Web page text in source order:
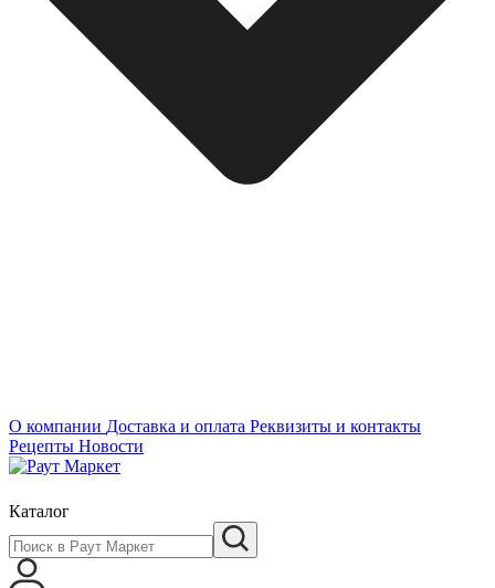
О компании Доставка и оплата Реквизиты и контакты
Рецепты Новости
Каталог